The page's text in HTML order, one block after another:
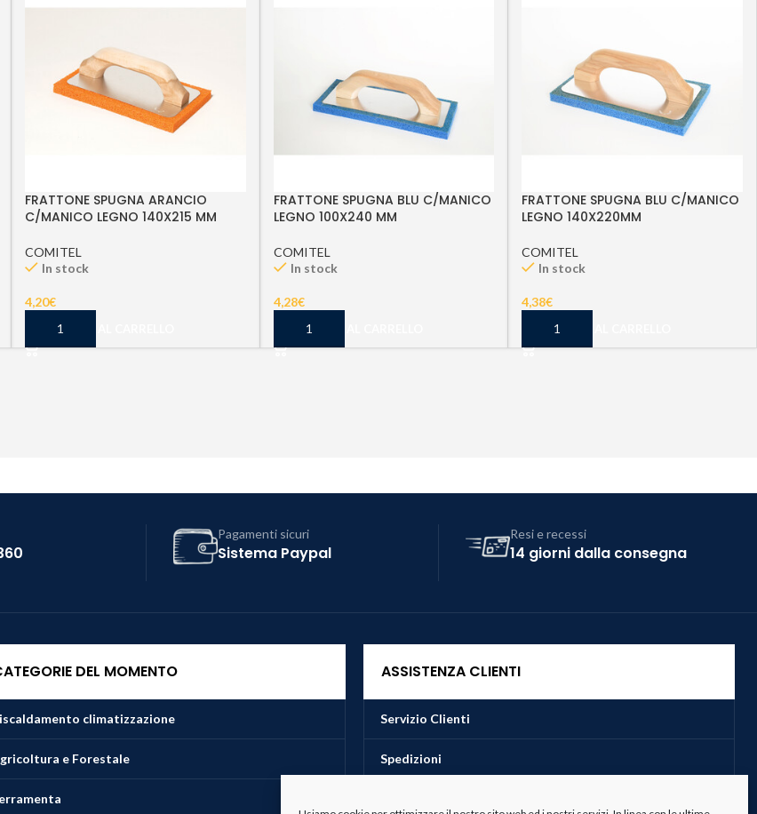
FRATTONE SPUGNA ARANCIO
C/MANICO LEGNO 140X215 MM
COMITEL
In stock
4,20€
AGGIUNGI AL CARRELLO
FRATTONE SPUGNA BLU C/MANICO
LEGNO 100X240 MM
COMITEL
In stock
4,28€
AGGIUNGI AL CARRELLO
FRATTONE SPUGNA BLU C/MANICO
LEGNO 140X220MM
COMITEL
In stock
4,38€
AGGIUNGI AL CARRELLO
Pagamenti sicuri
Sistema Paypal
Resi e recessi
14 giorni dalla consegna
DEL MOMENTO
climatizzazione
e Forestale
ASSISTENZA CLIENTI
Servizio Clienti
Spedizioni